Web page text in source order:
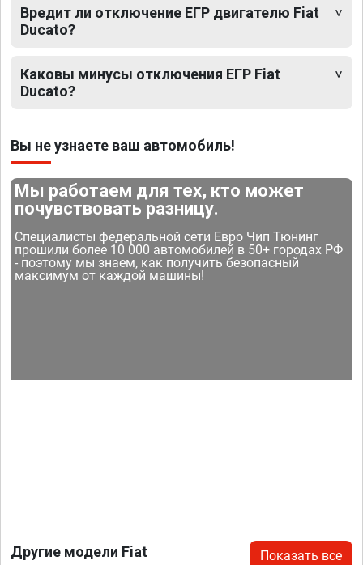
Вредит ли отключение ЕГР двигателю Fiat
Ducato?
Каковы минусы отключения ЕГР Fiat
Ducato?
Вы не узнаете ваш автомобиль!
Мы работаем для тех, кто может
почувствовать разницу.
Специалисты федеральной сети Евро Чип Тюнинг
прошили более 10 000 автомобилей в 50+ городах РФ
- поэтому мы знаем, как получить безопасный
максимум от каждой машины!
Другие модели Fiat Показать все